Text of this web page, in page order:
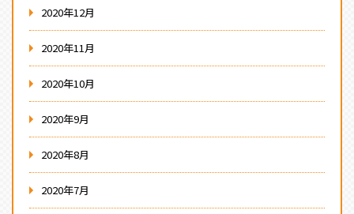
2020年12月
2020年11月
2020年10月
2020年9月
2020年8月
2020年7月